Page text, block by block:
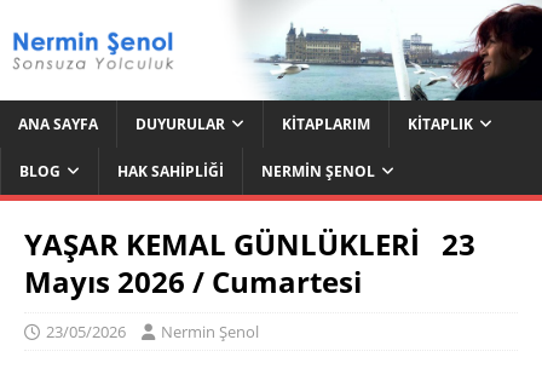
ANA SAYFA DUYURULAR KITAPLARIM KITAPLIK
BLOG HAK SAHIPLIĞI NERMIN ŞENOL
YAŞAR KEMAL GÜNLÜKLERİ 23
Mayıs 2026 / Cumartesi
23/05/2026 Nermin Şenol